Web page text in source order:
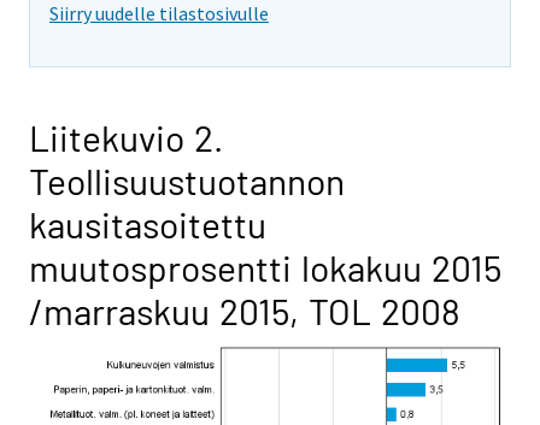
Siirry uudelle tilastosivulle
Liitekuvio 2.
Teollisuustuotannon
kausitasoitettu
muutosprosentti lokakuu 2015
/marraskuu 2015, TOL 2008